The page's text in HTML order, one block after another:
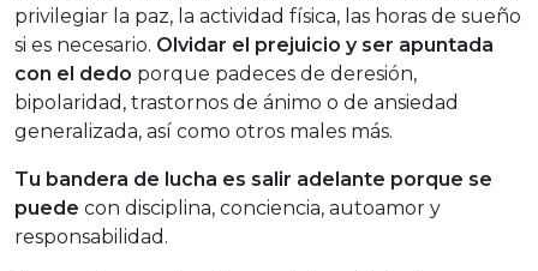
privilegiar la paz, la actividad física, las horas de sueño
si es necesario. Olvidar el prejuicio y ser apuntada
con el dedo porque padeces de deresión,
bipolaridad, trastornos de ánimo o de ansiedad
generalizada, así como otros males más.
Tu bandera de lucha es salir adelante porque se
puede con disciplina, conciencia, autoamor y
responsabilidad.